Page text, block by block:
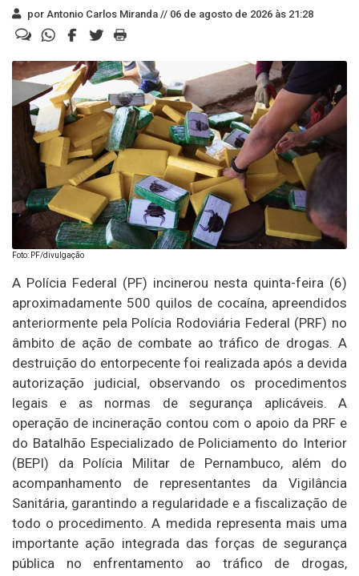
por Antonio Carlos Miranda // 06 de agosto de 2026 às 21:28
Foto: PF/divulgação
A Polícia Federal (PF) incinerou nesta quinta-feira (6)
aproximadamente 500 quilos de cocaína, apreendidos
anteriormente pela Polícia Rodoviária Federal (PRF) no
âmbito de ação de combate ao tráfico de drogas. A
destruição do entorpecente foi realizada após a devida
autorização judicial, observando os procedimentos
legais e as normas de segurança aplicáveis. A
operação de incineração contou com o apoio da PRF e
do Batalhão Especializado de Policiamento do Interior
(BEPI) da Polícia Militar de Pernambuco, além do
acompanhamento de representantes da Vigilância
Sanitária, garantindo a regularidade e a fiscalização de
todo o procedimento. A medida representa mais uma
importante ação integrada das forças de segurança
pública no enfrentamento ao tráfico de drogas,